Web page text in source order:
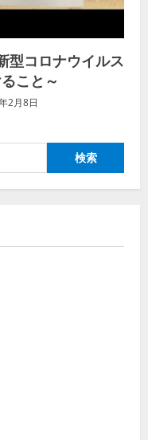
型コロナウイルス
こと～
2月8日